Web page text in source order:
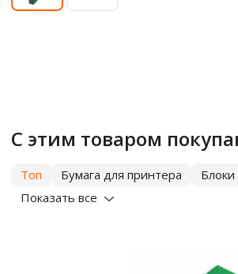
С этим товаром
Топ Бумага для принтера Блоки
Показать все